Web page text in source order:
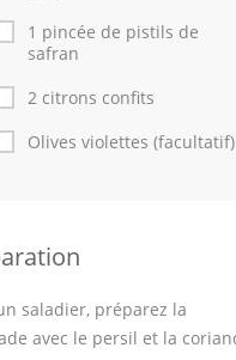
1 pincée de pistils de
safran
2 citrons confits
Olives violettes (facultatif)
saladier, préparez la
avec le persil et la